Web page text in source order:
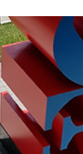
장을 풀 목적이라면 1
원이 본인에게 잘 맞는
는게 좋지 싶습니다. 모
설워커 관련 문서